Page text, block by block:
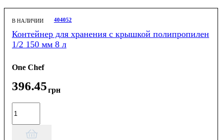
В НАЛИЧИИ 404052
Контейнер для хранения c крышкой полипропилен
1/2 150 мм 8 л
One Chef
396.45грн